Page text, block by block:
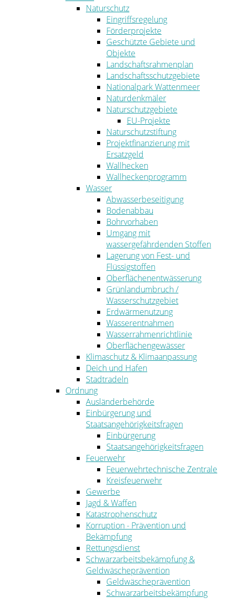
Naturschutz
Eingriffsregelung
Förderprojekte
Geschützte Gebiete und
Objekte
Landschaftsrahmenplan
Landschaftsschutzgebiete
Nationalpark Wattenmeer
Naturdenkmäler
Naturschutzgebiete
EU-Projekte
Naturschutzstiftung
Projektfinanzierung mit
Ersatzgeld
Wallhecken
Wallheckenprogramm
Wasser
Abwasserbeseitigung
Bodenabbau
Bohrvorhaben
Umgang mit
wassergefährdenden Stoffen
Lagerung von Fest- und
Flüssigstoffen
Oberflächenentwässerung
Grünlandumbruch /
Wasserschutzgebiet
Erdwärmenutzung
Wasserentnahmen
Wasserrahmenrichtlinie
Oberflächengewässer
Klimaschutz & Klimaanpassung
Deich und Hafen
Stadtradeln
Ordnung
Ausländerbehörde
Einbürgerung und
Staatsangehörigkeitsfragen
Einbürgerung
Staatsangehörigkeitsfragen
Feuerwehr
Feuerwehrtechnische Zentrale
Kreisfeuerwehr
Gewerbe
Jagd & Waffen
Katastrophenschutz
Korruption - Prävention und
Bekämpfung
Rettungsdienst
Schwarzarbeitsbekämpfung &
Geldwäscheprävention
Geldwäscheprävention
Schwarzarbeitsbekämpfung